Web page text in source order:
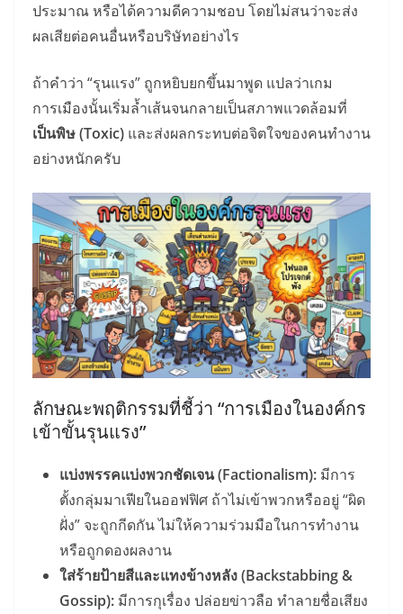
ประมาณ หรือได้ความดีความชอบ โดยไม่สนว่าจะส่ง
ผลเสียต่อคนอื่นหรือบริษัทอย่างไร
ถ้าคำว่า “รุนแรง” ถูกหยิบยกขึ้นมาพูด แปลว่าเกม
การเมืองนั้นเริ่มล้ำเส้นจนกลายเป็นสภาพแวดล้อมที่
เป็นพิษ (Toxic) และส่งผลกระทบต่อจิตใจของคนทำงาน
อย่างหนักครับ
ลักษณะพฤติกรรมที่ชี้ว่า “การเมืองในองค์กร
เข้าขั้นรุนแรง”
แบ่งพรรคแบ่งพวกชัดเจน (Factionalism): มีการ
ตั้งกลุ่มมาเฟียในออฟฟิศ ถ้าไม่เข้าพวกหรืออยู่ “ผิด
ฝั่ง” จะถูกกีดกัน ไม่ให้ความร่วมมือในการทำงาน
หรือถูกดองผลงาน
ใส่ร้ายป้ายสีและแทงข้างหลัง (Backstabbing &
Gossip): มีการกุเรื่อง ปล่อยข่าวลือ ทำลายชื่อเสียง